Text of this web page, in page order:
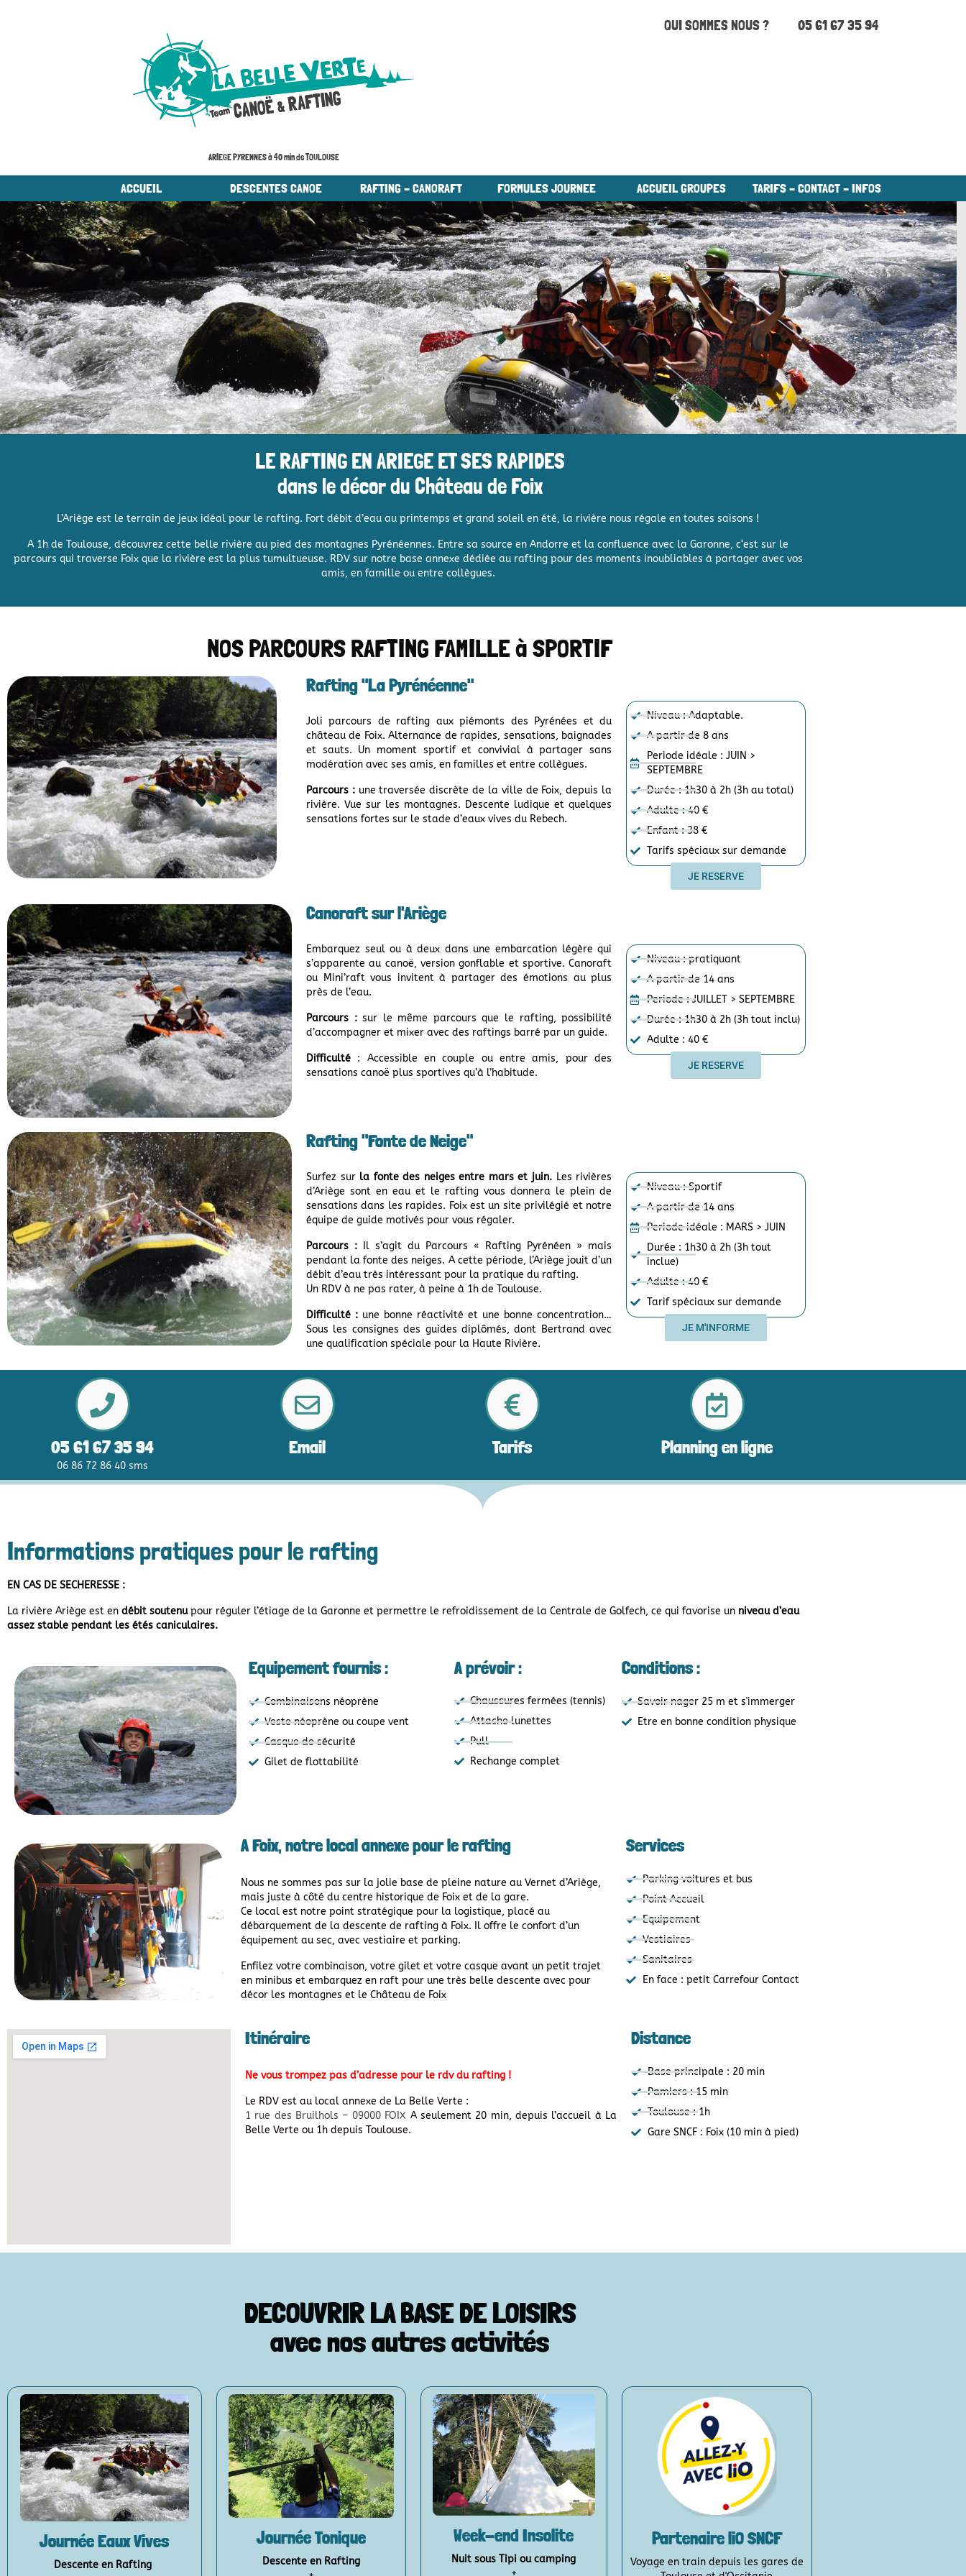
ARIEGE PYRENNES à 40 min de TOULOUSE
QUI SOMMES NOUS ? 05 61 67 35 94
ACCUEIL DESCENTES CANOE RAFTING – CANORAFT FORMULES JOURNEE ACCUEIL GROUPES TARIFS – CONTACT – INFOS
LE RAFTING EN ARIEGE ET SES RAPIDES
dans le décordu Château de Foix
L’Ariège est le terrain de jeux idéal pour le rafting. Fort débit d’eau au printemps et grand soleil en été, la rivière nous régale en toutes saisons !
A 1h de Toulouse, découvrez cette belle rivière au pied des montagnes Pyrénéennes. Entre sa source en Andorre et la confluence avec la Garonne, c‘est sur le
parcours qui traverse Foix que la rivière est la plus tumultueuse. RDV sur notre base annexe dédiée au rafting pour des moments inoubliables à partager avec vos
amis, en famille ou entre collègues.
NOS PARCOURS RAFTING FAMILLE à SPORTIF
Rafting "La Pyrénéenne"
Joli parcours de rafting aux piémonts des Pyrénées et du
château de Foix. Alternance de rapides, sensations, baignades
et sauts. Un moment sportif et convivial à partager sans
modération avec ses amis, en familles et entre collègues.
Parcours :une traversée discrète de la ville de Foix, depuis la
rivière. Vue sur les montagnes. Descente ludique et quelques
sensations fortes sur le stade d’eaux vives du Rebech.
Niveau : Adaptable.
A partir de 8 ans
Periode idéale : JUIN >
SEPTEMBRE
Durée : 1h30 à 2h (3h au total)
Adulte : 40 €
Enfant : 38 €
Tarifs spéciaux sur demande
JE RESERVE
Canoraft sur l'Ariège
Embarquez seul ou à deux dans une embarcation légère qui
s’apparente au canoë, version gonflable et sportive. Canoraft
ou Mini’raft vous invitent à partager des émotions au plus
près de l’eau.
Parcours :sur le même parcours que le rafting, possibilité
d’accompagner et mixer avec des raftings barré par un guide.
Difficulté : Accessible en couple ou entre amis, pour des
sensations canoë plus sportives qu’à l’habitude.
Niveau : pratiquant
A partir de 14 ans
Periode : JUILLET > SEPTEMBRE
Durée : 1h30 à 2h (3h tout inclu)
Adulte : 40 €
JE RESERVE
Rafting "Fonte de Neige"
Surfez sur la fonte des neiges entre mars et juin. Les rivières
d’Ariège sont en eau et le rafting vous donnera le plein de
sensations dans les rapides. Foix est un site privilégié et notre
équipe de guide motivés pour vous régaler.
Parcours : Il s’agit du Parcours « Rafting Pyrénéen » mais
pendant la fonte des neiges. A cette période, l’Ariège jouit d’un
débit d’eau très intéressant pour la pratique du rafting.
Un RDV à ne pas rater, à peine à 1h de Toulouse.
Difficulté : une bonne réactivité et une bonne concentration…
Sous les consignes des guides diplômés, dont Bertrand avec
une qualification spéciale pour la Haute Rivière.
Niveau : Sportif
A partir de 14 ans
Periode idéale : MARS > JUIN
Durée : 1h30 à 2h (3h tout
inclue)
Adulte : 40 €
Tarif spéciaux sur demande
JE M'INFORME
05 61 67 35 94
06 86 72 86 40 sms
Email Tarifs Planning en ligne
Informations pratiques pour le rafting
EN CAS DE SECHERESSE :
La rivière Ariège est en débit soutenupour réguler l’étiage de la Garonne et permettre le refroidissement de la Centrale de Golfech, ce qui favorise un niveau d’eau
assez stable pendant les étés caniculaires.
Equipement fournis :
Combinaisons néoprène
Veste néoprène ou coupe vent
Casque de sécurité
Gilet de flottabilité
A prévoir :
Chaussures fermées (tennis)
Attache lunettes
Pull
Rechange complet
Conditions :
Savoir nager 25 m et s'immerger
Etre en bonne condition physique
A Foix, notre local annexe pour le rafting
Nous ne sommes pas sur la jolie base de pleine nature au Vernet d’Ariège,
mais juste à côté du centre historique de Foix et de la gare.
Ce local est notre point stratégique pour la logistique, placé au
débarquement de la descente de rafting à Foix. Il offre le confort d’un
équipement au sec, avec vestiaire et parking.
Enfilez votre combinaison, votre gilet et votre casque avant un petit trajet
en minibus et embarquez en raft pour une très belle descente avec pour
décor les montagnes et le Château de Foix
Services
Parking voitures et bus
Point Accueil
Equipement
Vestiaires
Sanitaires
En face : petit Carrefour Contact
Itinéraire
Ne vous trompez pas d’adresse pour le rdv du rafting !
Le RDV est au local annexe de La Belle Verte :
1 rue des Bruilhols – 09000 FOIX A seulement 20 min, depuis l’accueil à La
Belle Verte ou 1h depuis Toulouse.
Distance
Base principale : 20 min
Pamiers : 15 min
Toulouse : 1h
Gare SNCF : Foix (10 min à pied)
DECOUVRIR LA BASE DE LOISIRS
avec nos autres activités
Journée Eaux Vives
Descente en Rafting
Journée Tonique
Descente en Rafting
Week-end Insolite
Nuit sous Tipi ou camping
Partenaire liO SNCF
Voyage en train depuis les gares de